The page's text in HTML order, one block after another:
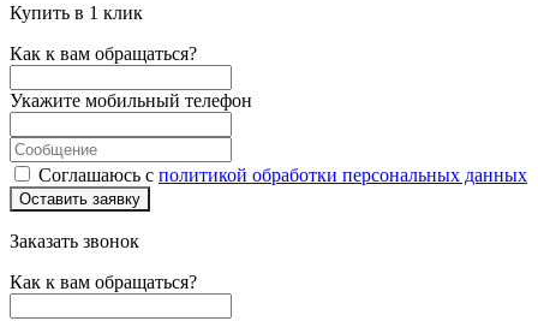
Купить в 1 клик
Как к вам обращаться?
Укажите мобильный телефон
Соглашаюсь с политикой обработки персональных данных
Оставить заявку
Заказать звонок
Как к вам обращаться?